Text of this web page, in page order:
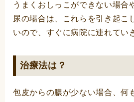
うまくおしっこができない場合
尿の場合は、これらを引き起こ
いので、すぐに病院に連れてい
治療法は？
包皮からの膿が少ない場合、何